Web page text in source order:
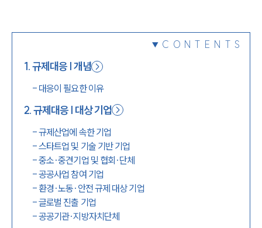
1800-7905
CONTENTS
1.규제대응 | 개념
- 대응이 필요한 이유
2.규제대응 | 대상 기업
-규제산업에 속한 기업
-스타트업 및 기술 기반 기업
-중소·중견기업 및 협회·단체
-공공사업 참여 기업
- 환경·노동·안전 규제 대상 기업
-글로벌 진출 기업
-공공기관·지방자치단체